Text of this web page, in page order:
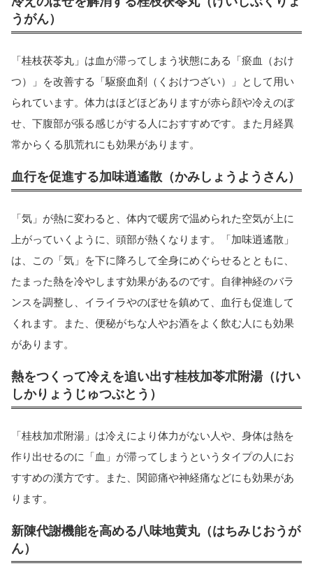
うがん）
「桂枝茯苓丸」は血が滞ってしまう状態にある「瘀血（おけ
つ）」を改善する「駆瘀血剤（くおけつざい）」として用い
られています。体力はほどほどありますが赤ら顔や冷えのぼ
せ、下腹部が張る感じがする人におすすめです。また月経異
常からくる肌荒れにも効果があります。
血行を促進する加味逍遙散（かみしょうようさん）
「気」が熱に変わると、体内で暖房で温められた空気が上に
上がっていくように、頭部が熱くなります。「加味逍遙散」
は、この「気」を下に降ろして全身にめぐらせるとともに、
たまった熱を冷やします効果があるのです。自律神経のバラ
ンスを調整し、イライラやのぼせを鎮めて、血行も促進して
くれます。また、便秘がちな人やお酒をよく飲む人にも効果
があります。
熱をつくって冷えを追い出す桂枝加苓朮附湯（けい
しかりょうじゅつぶとう）
「桂枝加朮附湯」は冷えにより体力がない人や、身体は熱を
作り出せるのに「血」が滞ってしまうというタイプの人にお
すすめの漢方です。また、関節痛や神経痛などにも効果があ
ります。
新陳代謝機能を高める八味地黄丸（はちみじおうが
ん）
当サイトとは カテゴリ シェア PAGE TOP